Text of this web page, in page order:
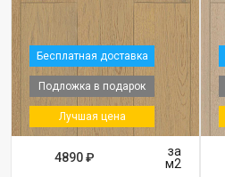
Бесплатная доставка
Подложка в подарок
Лучшая цена
4890 ₽
за
м2